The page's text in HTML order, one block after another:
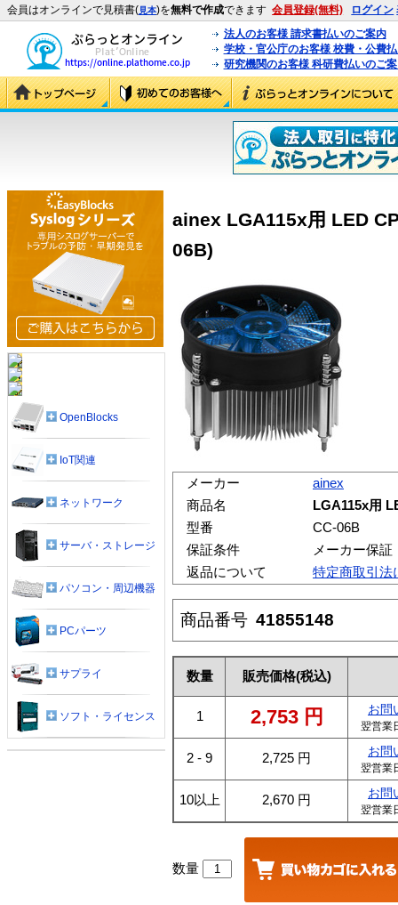
会員はオンラインで見積書(見本)を無料で作成できます 会員登録(無料) ログイン
法人のお客様 請求書払いのご案内
学校・官公庁のお客様 校費・公費
研究機関のお客様 科研費払いのご
ainex LGA115x用 LED
06B)
メーカー
ainex
商品名
LGA115x用
型番
CC-06B
保証条件
メーカー保証
返品について
特定商取引法
商品番号 41855148
数量 販売価格(税込)
1 2,753 円 お問
翌営業
2 - 9 2,725 円 お問
翌営業
10以上 2,670 円 お問
翌営業
数量
OpenBlocks
IoT関連
ネットワーク
サーバ・ストレージ
パソコン・周辺機器
PCパーツ
サプライ
ソフト・ライセンス